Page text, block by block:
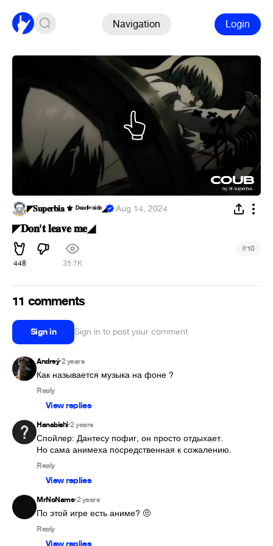
Navigation Login
◤𝐒𝐮𝐩𝐞𝐫𝐛𝐢𝐚 ⚜︎ ᴰᵉᵃᵈᴵⁿˢᶤᵈᵉ◢ ·Aug 14, 2024
◤𝐃𝐨𝐧'𝐭 𝐥𝐞𝐚𝐯𝐞 𝐦𝐞◢
448 35.7K
#10
11 comments
Sign in Sign in to post your comment
Andreý•2 years
Как называется музыка на фоне ?
Reply
View replies
Hanabishi•2 years
Спойлер: Дантесу пофиг, он просто отдыхает.
Но сама анимеха посредственная к сожалению.
Reply
View replies
MrNoName•2 years
По этой игре есть аниме? 🤨
Reply
View replies